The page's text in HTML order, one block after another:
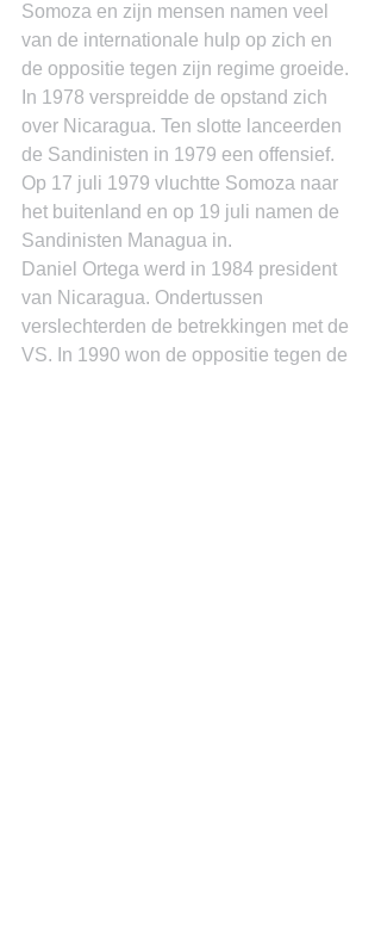
Somoza en zijn mensen namen veel
van de internationale hulp op zich en
de oppositie tegen zijn regime groeide.
In 1978 verspreidde de opstand zich
over Nicaragua. Ten slotte lanceerden
de Sandinisten in 1979 een offensief.
Op 17 juli 1979 vluchtte Somoza naar
het buitenland en op 19 juli namen de
Sandinisten Managua in.
Daniel Ortega werd in 1984 president
van Nicaragua. Ondertussen
verslechterden de betrekkingen met de
VS. In 1990 won de oppositie tegen de